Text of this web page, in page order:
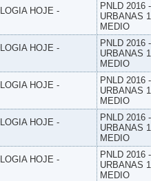
HOJE -
PNLD 2016
URBANAS
MEDIO
HOJE -
PNLD 2016
URBANAS
MEDIO
HOJE -
PNLD 2016
URBANAS
MEDIO
HOJE -
PNLD 2016
URBANAS
MEDIO
HOJE -
PNLD 2016
URBANAS
MEDIO